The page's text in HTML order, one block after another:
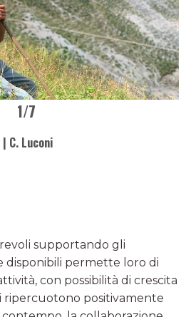
1/7
C. Luconi
supportando gli
disponibili permette loro di
con possibilità di crescita
ripercuotono positivamente